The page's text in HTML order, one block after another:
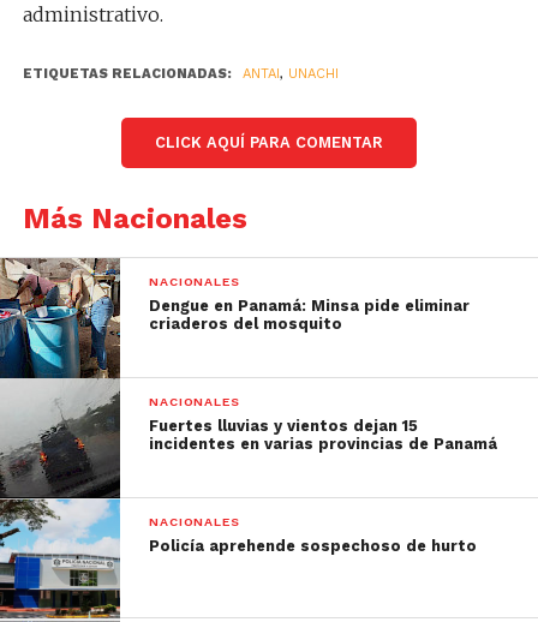
administrativo.
ETIQUETAS RELACIONADAS: ANTAI, UNACHI
CLICK AQUÍ PARA COMENTAR
Más Nacionales
NACIONALES
Dengue en Panamá: Minsa pide eliminar
criaderos del mosquito
NACIONALES
Fuertes lluvias y vientos dejan 15
incidentes en varias provincias de Panamá
NACIONALES
Policía aprehende sospechoso de hurto